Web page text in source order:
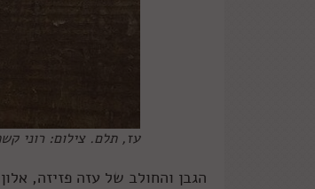
עז, תלם. צילום: רוני
הגבן והחולב של עזה פזיזה,